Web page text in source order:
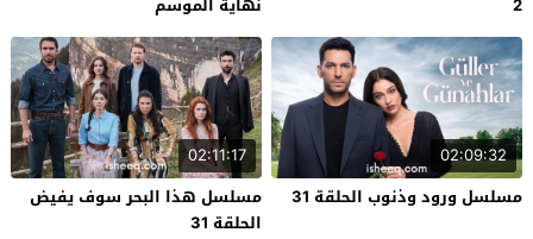
02:09:32
مسلسل ورود وذنوب الحلقة 31
02:11:17
مسلسل هذا البحر سوف يفيض
الحلقة 31